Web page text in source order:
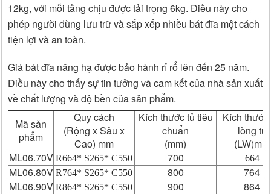
12kg, với mỗi tầng chịu được tải trọng 6kg. Điều này cho
phép người dùng lưu trữ và sắp xếp nhiều bát đĩa một cách
tiện lợi và an toàn.
Giá bát đĩa nâng hạ được bảo hành rỉ rổ lên đến 25 năm.
Điều này cho thấy sự tin tưởng và cam kết của nhà sản xuất
về chất lượng và độ bền của sản phẩm.
Mã sản
phẩm
Quy cách
(Rộng x Sâu x
Cao) mm
Kích thước tủ tiêu
chuẩn
(mm)
Kích thước
lòng tủ
(LW)mm
ML06.70V R664* S265* C550 700 664
ML06.80V R764* S265* C550 800
764
ML06.90V R864* S265* C550 900 864